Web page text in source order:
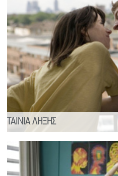
ΤΑΙΝΙΑ ΛΗΞΗΣ